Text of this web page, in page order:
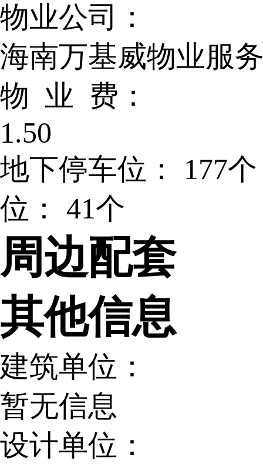
物业公司：
海南万基威物业服
物 业 费：
1.50
地下停车位：
177
位：
41个
周边配套
其他信息
建筑单位：
暂无信息
设计单位：